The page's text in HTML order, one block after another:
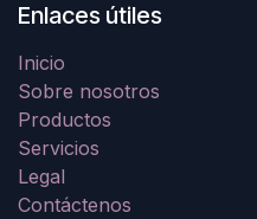
Enlaces útiles
Inicio
Sobre nosotros
Productos
Servicios
Legal
Contáctenos